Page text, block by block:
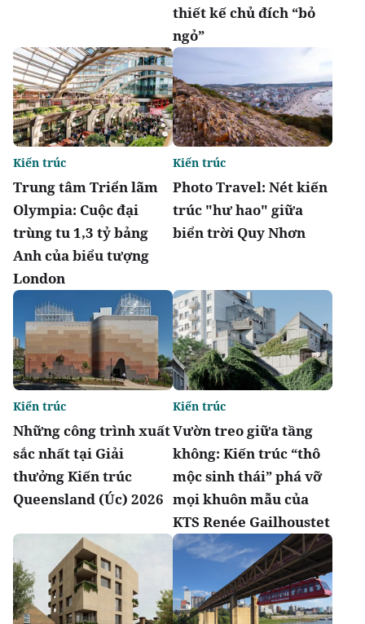
thiết kế chủ đích “bỏ
ngỏ”
Trung tâm Triển lãm
Olympia: Cuộc đại
trùng tu 1,3 tỷ bảng
Anh của biểu tượng
London
Kiến trúc
Photo Travel: Nét kiến
trúc "hư hao" giữa
biển trời Quy Nhơn
Kiến trúc
Những công trình xuất
sắc nhất tại Giải
thưởng Kiến trúc
Queensland (Úc) 2026
Kiến trúc
Vườn treo giữa tầng
không: Kiến trúc “thô
mộc sinh thái” phá vỡ
mọi khuôn mẫu của
KTS Renée Gailhoustet
Kiến trúc